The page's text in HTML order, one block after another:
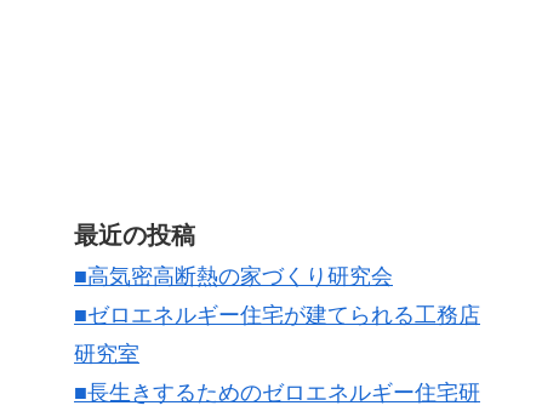
最近の投稿
■高気密高断熱の家づくり研究会
■ゼロエネルギー住宅が建てられる工務店
研究室
■長生きするためのゼロエネルギー住宅研